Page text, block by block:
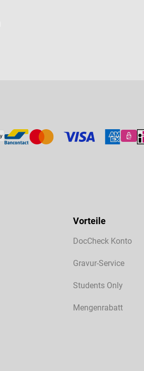
Vorteile
DocCheck Konto
Gravur-Service
Students Only
Mengenrabatt